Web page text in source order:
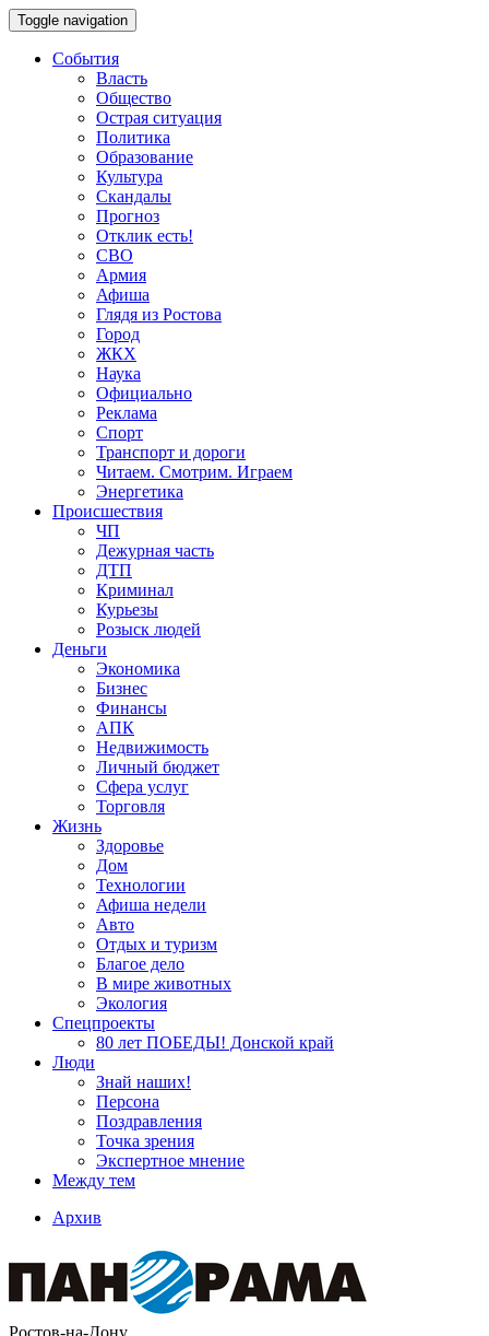
Toggle navigation
События
Власть
Общество
Острая ситуация
Политика
Образование
Культура
Скандалы
Прогноз
Отклик есть!
СВО
Армия
Афиша
Глядя из Ростова
Город
ЖКХ
Наука
Официально
Реклама
Спорт
Транспорт и дороги
Читаем. Смотрим. Играем
Энергетика
Происшествия
ЧП
Дежурная часть
ДТП
Криминал
Курьезы
Розыск людей
Деньги
Экономика
Бизнес
Финансы
АПК
Недвижимость
Личный бюджет
Сфера услуг
Торговля
Жизнь
Здоровье
Дом
Технологии
Афиша недели
Авто
Отдых и туризм
Благое дело
В мире животных
Экология
Спецпроекты
80 лет ПОБЕДЫ! Донской край
Люди
Знай наших!
Персона
Поздравления
Точка зрения
Экспертное мнение
Между тем
Архив
Ростов-на-Дону